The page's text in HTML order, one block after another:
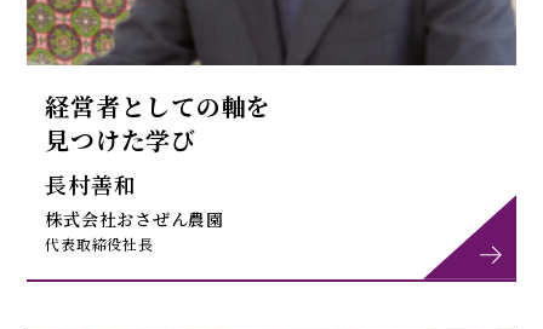
経営者としての軸を
見つけた学び
長村善和
株式会社おさぜん農園
代表取締役社長